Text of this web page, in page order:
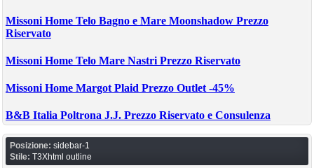
Missoni Home Telo Bagno e Mare Moonshadow Prezzo
Riservato
Missoni Home Telo Mare Nastri Prezzo Riservato
Missoni Home Margot Plaid Prezzo Outlet -45%
B&B Italia Poltrona J.J. Prezzo Riservato e Consulenza
Posizione: sidebar-1
Stile: T3Xhtml outline